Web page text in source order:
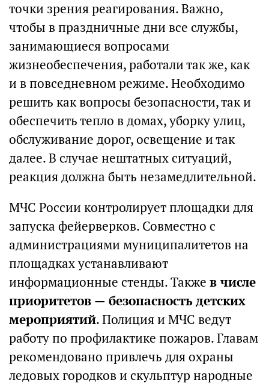
точки зрения реагирования. Важно,
чтобы в праздничные дни все службы,
занимающиеся вопросами
жизнеобеспечения, работали так же, как
и в повседневном режиме. Необходимо
решить как вопросы безопасности, так и
обеспечить тепло в домах, уборку улиц,
обслуживание дорог, освещение и так
далее. В случае нештатных ситуаций,
реакция должна быть незамедлительной.
МЧС России контролирует площадки для
запуска фейерверков. Совместно с
администрациями муниципалитетов на
площадках устанавливают
информационные стенды. Также в числе
приоритетов — безопасность детских
мероприятий. Полиция и МЧС ведут
работу по профилактике пожаров. Главам
рекомендовано привлечь для охраны
ледовых городков и скульптур народные